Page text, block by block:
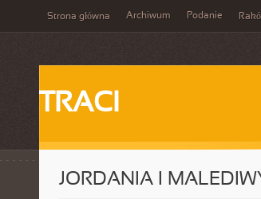
Strona główna Archiwum Podanie
TRACI
JORDANIA I